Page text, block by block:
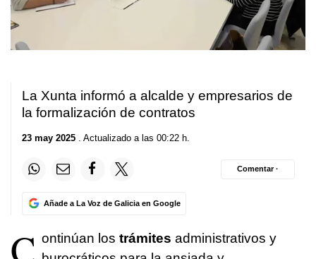
La Xunta informó a alcalde y empresarios de
la formalización de contratos
23 may 2025 . Actualizado a las 00:22 h.
Añade a La Voz de Galicia en Google
Comentar ·
C ontinúan los trámites administrativos y